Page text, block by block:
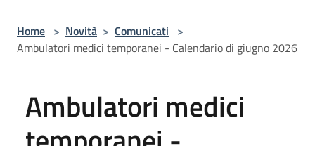
Home > Novità > Comunicati >
Ambulatori medici temporanei - Calendario di giugno 2026
Ambulatori medici